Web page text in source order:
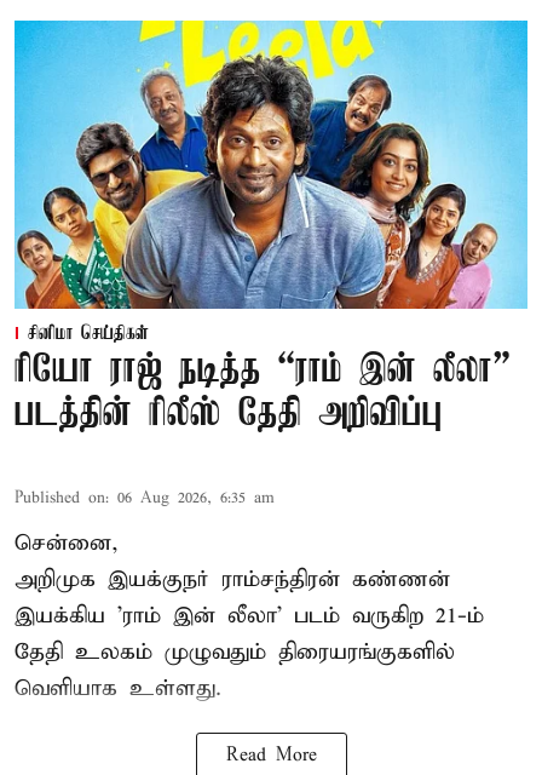
சினிமா செய்திகள்
ரியோ ராஜ் நடித்த “ராம் இன் லீலா”
படத்தின் ரிலீஸ் தேதி அறிவிப்பு
Published on: 06 Aug 2026, 6:35 am
சென்னை,
அறிமுக இயக்குநர் ராம்சந்திரன் கண்ணன்
இயக்கிய 'ராம் இன் லீலா' படம் வருகிற 21-ம்
தேதி உலகம் முழுவதும் திரையரங்குகளில்
வெளியாக உள்ளது.
Read More